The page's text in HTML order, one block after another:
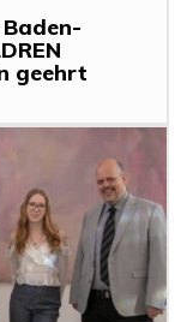
geehrt